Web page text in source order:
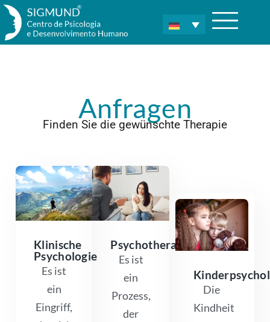
Anfragen
Finden Sie die gewünschte Therapie
Klinische
Psychologie
Es ist
ein
Eingriff,
Psychotherapie
Es ist
ein
Prozess,
der
Die
Kindheit